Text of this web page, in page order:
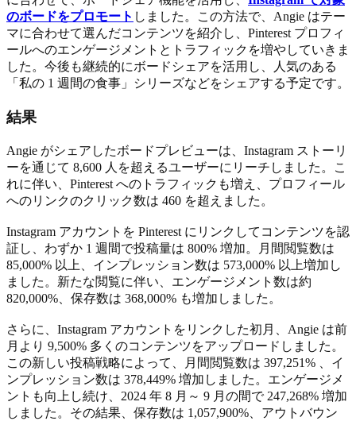
のボードをプロモート しました。この方法で、Angie はテー
マに合わせて選んだコンテンツを紹介し、Pinterest プロフィ
ールへのエンゲージメントとトラフィックを増やしていきま
した。今後も継続的にボードシェアを活用し、人気のある
「私の 1 週間の食事」シリーズなどをシェアする予定です。
結果
Angie がシェアしたボードプレビューは、Instagram ストーリ
ーを通じて 8,600 人を超えるユーザーにリーチしました。こ
れに伴い、Pinterest へのトラフィックも増え、プロフィール
へのリンクのクリック数は 460 を超えました。
Instagram アカウントを Pinterest にリンクしてコンテンツを認
証し、わずか 1 週間で投稿量は 800% 増加。月間閲覧数は
85,000% 以上、インプレッション数は 573,000% 以上増加し
ました。新たな閲覧に伴い、エンゲージメント数は約
820,000%、保存数は 368,000% も増加しました。
さらに、Instagram アカウントをリンクした初月、Angie は前
月より 9,500% 多くのコンテンツをアップロードしました。
この新しい投稿戦略によって、月間閲覧数は 397,251% 、イ
ンプレッション数は 378,449% 増加しました。エンゲージメ
ントも向上し続け、2024 年 8 月～ 9 月の間で 247,268% 増加
しました。その結果、保存数は 1,057,900%、アウトバウン